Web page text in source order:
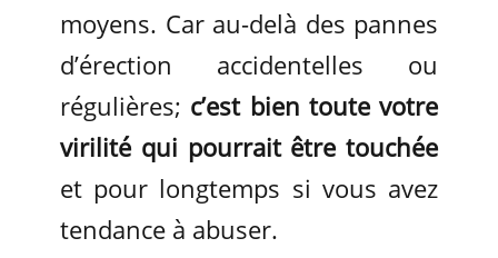
moyens. Car au-delà des pannes
d’érection accidentelles ou
régulières; c’est bien toute votre
virilité qui pourrait être touchée
et pour longtemps si vous avez
tendance à abuser.